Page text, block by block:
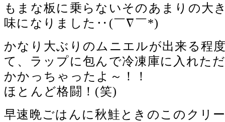
もまな板に乗らないそのあまりの大
味になりました‥(￣∇￣*)ゞ
かなり大ぶりのムニエルが出来る程
て、ラップに包んで冷凍庫に入れた
かかっちゃったよ～！！
ほとんど格闘！(笑)
早速晩ごはんに秋鮭ときのこのクリ